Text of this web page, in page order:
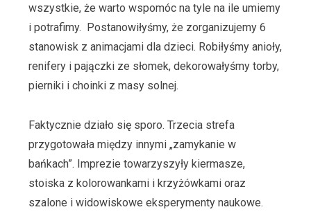
wszystkie, że warto wspomóc na tyle na ile umiemy
i potrafimy. Postanowiłyśmy, że zorganizujemy 6
stanowisk z animacjami dla dzieci. Robiłyśmy anioły,
renifery i pajączki ze słomek, dekorowałyśmy torby,
pierniki i choinki z masy solnej.
Faktycznie działo się sporo. Trzecia strefa
przygotowała między innymi „zamykanie w
bańkach”. Imprezie towarzyszyły kiermasze,
stoiska z kolorowankami i krzyżówkami oraz
szalone i widowiskowe eksperymenty naukowe.